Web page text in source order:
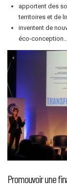
apportent des
territoires et de
inventent de
éco-
Promouvoir une